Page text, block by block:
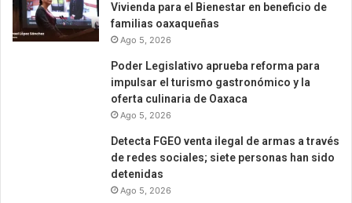
Vivienda para el Bienestar en beneficio de
familias oaxaqueñas
Ago 5, 2026
Poder Legislativo aprueba reforma para
impulsar el turismo gastronómico y la
oferta culinaria de Oaxaca
Ago 5, 2026
Detecta FGEO venta ilegal de armas a través
de redes sociales; siete personas han sido
detenidas
Ago 5, 2026